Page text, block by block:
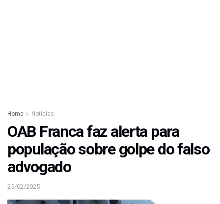
Home Notícias
OAB Franca faz alerta para
população sobre golpe do falso
advogado
25/02/2025